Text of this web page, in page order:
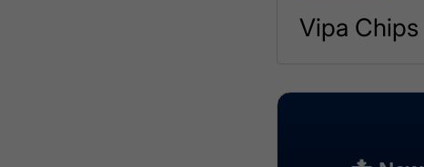
Vipa Chips